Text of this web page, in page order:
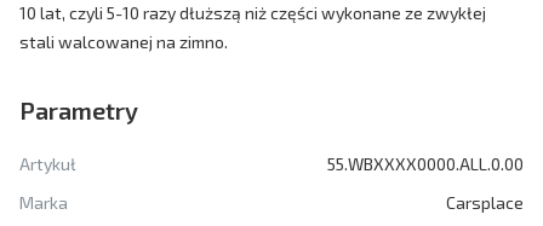
10 lat, czyli 5-10 razy dłuższą niż części wykonane ze zwykłej
stali walcowanej na zimno.
Parametry
Artykuł
55.WBXXXX0000.ALL.0.00
Marka
Carsplace